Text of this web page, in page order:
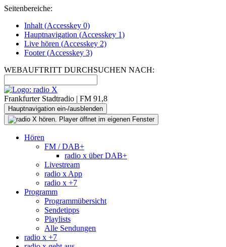
Seitenbereiche:
Inhalt (Accesskey 0)
Hauptnavigation (Accesskey 1)
Live hören (Accesskey 2)
Footer(Accesskey 3)
WEBAUFTRITT DURCHSUCHEN NACH:
Frankfurter Stadtradio | FM 91,8
Hauptnavigation ein-/ausblenden
Hören
FM / DAB+
radio x über DAB+
Livestream
radio x App
radio x +7
Programm
Programmübersicht
Sendetipps
Playlists
Alle Sendungen
radio x +7